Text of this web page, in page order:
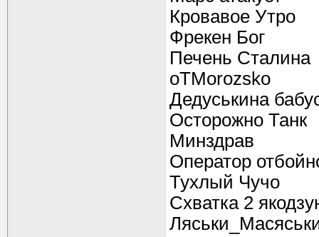
Кровавое Утро
Фрекен Бог
Печень Сталина
oTMorozsko
Дедуськина
Осторожно Танк
Минздрав
Оператор
Тухлый Чучо
Схватка 2